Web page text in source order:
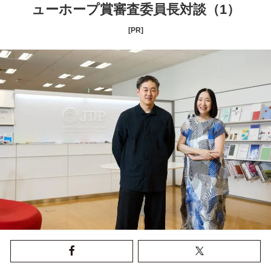
コラム
ューホープ賞審査委員長対談（1）
[PR]